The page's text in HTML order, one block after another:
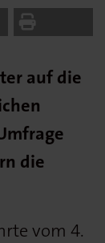
auf die
die
vom 4.